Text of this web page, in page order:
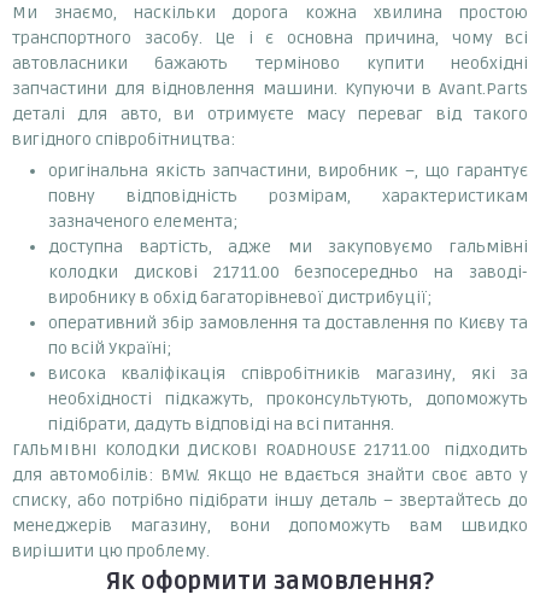
Ми знаємо, наскільки дорога кожна хвилина простою
транспортного засобу. Це і є основна причина, чому всі
автовласники бажають терміново купити необхідні
запчастини для відновлення машини. Купуючи в Avant.Parts
деталі для авто, ви отримуєте масу переваг від такого
вигідного співробітництва:
оригінальна якість запчастини, виробник –, що гарантує
повну відповідність розмірам, характеристикам
зазначеного елемента;
доступна вартість, адже ми закуповуємо гальмівні
колодки дискові 21711.00 безпосередньо на заводі-
виробнику в обхід багаторівневої дистрибуції;
оперативний збір замовлення та доставлення по Києву та
по всій Україні;
висока кваліфікація співробітників магазину, які за
необхідності підкажуть, проконсультують, допоможуть
підібрати, дадуть відповіді на всі питання.
ГАЛЬМІВНІ КОЛОДКИ ДИСКОВІ ROADHOUSE 21711.00 підходить
для автомобілів: BMW. Якщо не вдається знайти своє авто у
списку, або потрібно підібрати іншу деталь – звертайтесь до
менеджерів магазину, вони допоможуть вам швидко
вирішити цю проблему.
Як оформити замовлення?